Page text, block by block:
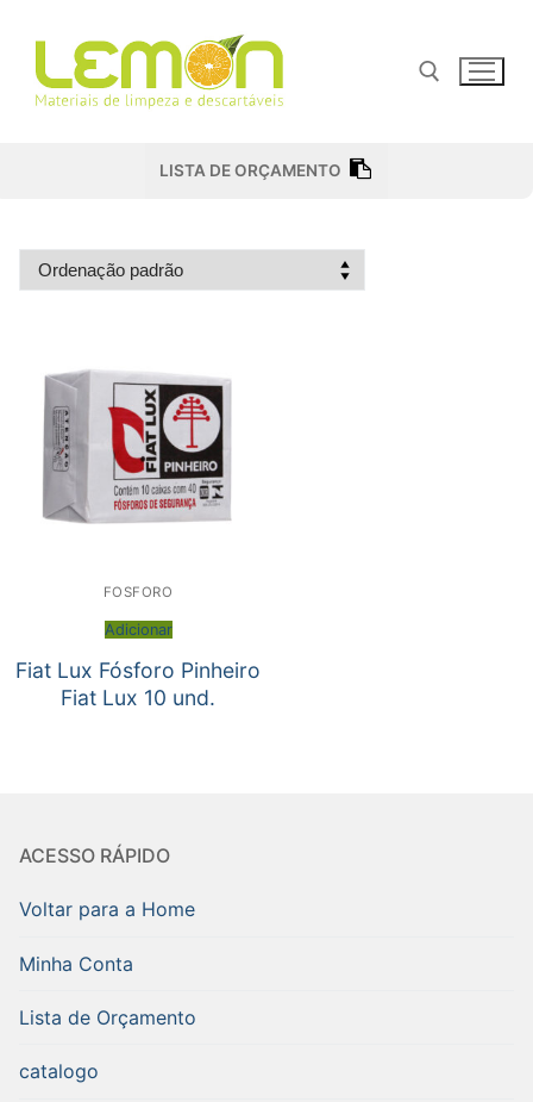
para
conteúdo
Pesquisar por:
LISTA DE ORÇAMENTO
FOSFORO
Adicionar
Fiat Lux Fósforo Pinheiro
Fiat Lux 10 und.
ACESSO RÁPIDO
Voltar para a Home
Minha Conta
Lista de Orçamento
catalogo